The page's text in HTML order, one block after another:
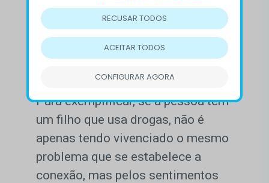
vezes leva um tempo. É preciso
buscar algo dentro de nós que
existe no outro. E o caminho para
mas via o sentimento”, observa ela.
Para exemplificar, se a pessoa tem
um filho que usa drogas, não é
apenas tendo vivenciado o mesmo
problema que se estabelece a
conexão, mas pelos sentimentos
RECUSAR TODOS
ACEITAR TODOS
CONFIGURAR AGORA